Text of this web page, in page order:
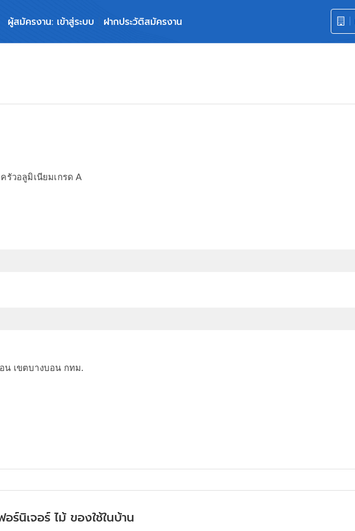
ผู้สมัครงาน: เข้าสู่ระบบ ฝากประวัติสมัครงาน
วอลูมิเนียมเกรด A
อน เขตบางบอน กทม.
ร์นิเจอร์ ไม้ ของใช้ในบ้าน